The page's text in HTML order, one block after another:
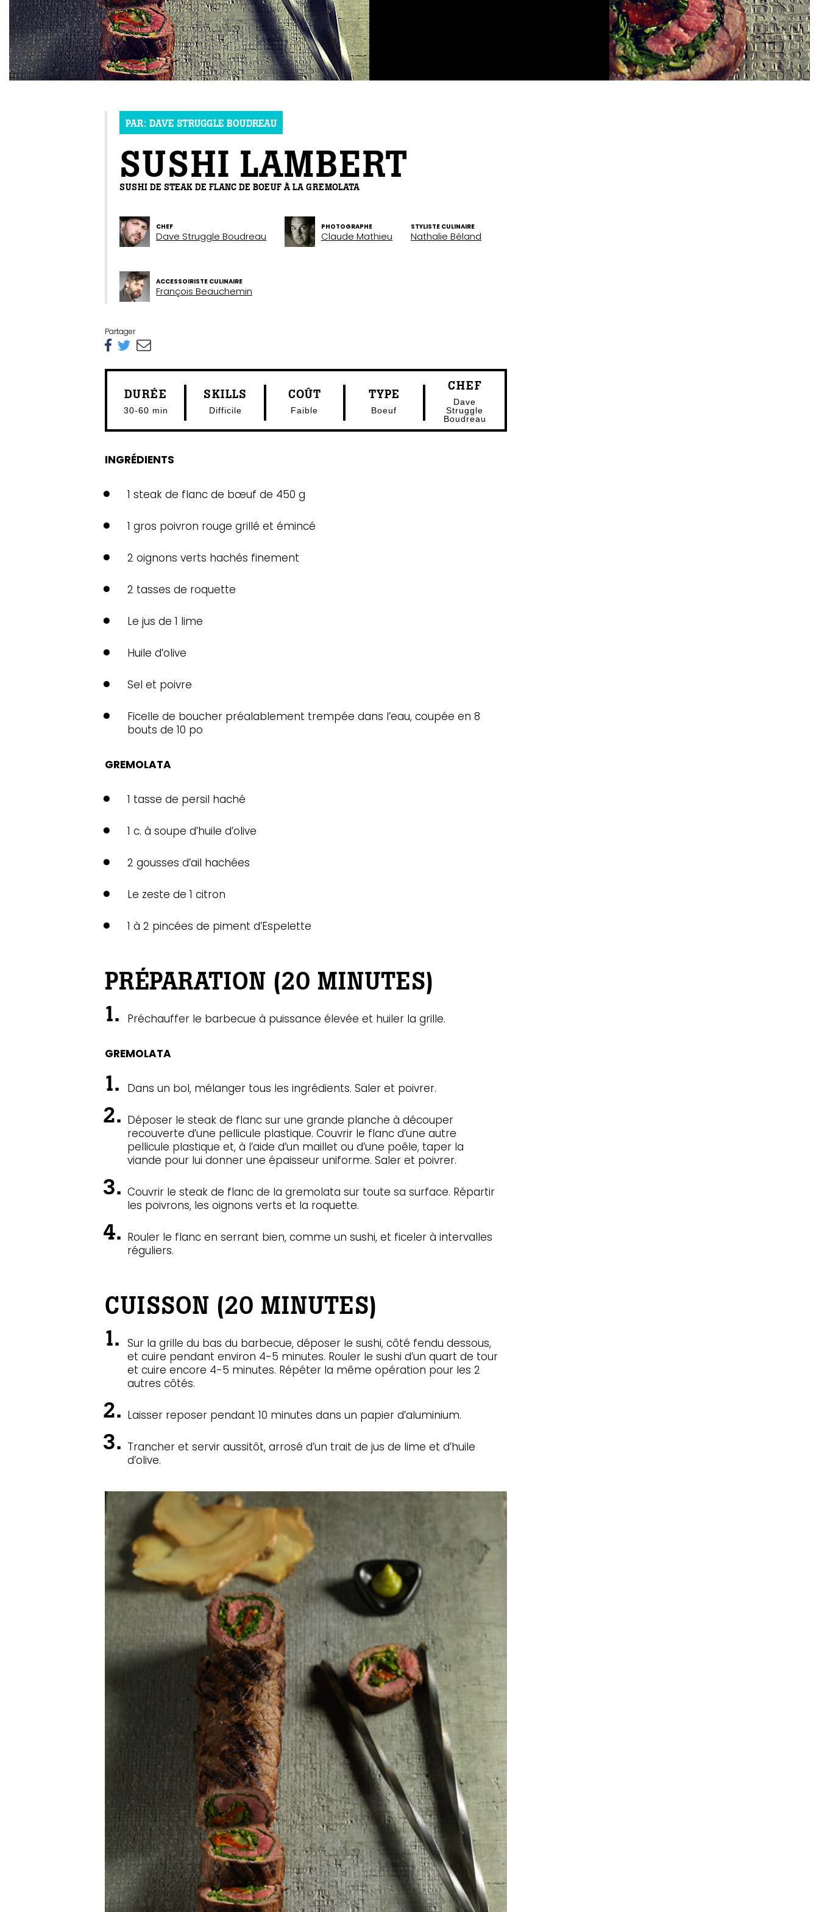
PAR: DAVE STRUGGLE BOUDREAU
SUSHI LAMBERT
SUSHI DE STEAK DE FLANC DE BOEUF À LA GREMOLATA
CHEF
Dave Struggle Boudreau
PHOTOGRAPHE
Claude Mathieu
STYLISTE CULINAIRE
Nathalie Béland
ACCESSOIRISTE CULINAIRE
François Beauchemin
Partager
DURÉE
30-60 min
SKILLS
Difficile
COÛT
Faible
TYPE
Boeuf
CHEF
Dave
Struggle
Boudreau
INGRÉDIENTS
1 steak de flanc de bœuf de 450 g
1 gros poivron rouge grillé et émincé
2 oignons verts hachés finement
2 tasses de roquette
Le jus de 1 lime
Huile d’olive
Sel et poivre
Ficelle de boucher préalablement trempée dans l’eau, coupée en 8
bouts de 10 po
GREMOLATA
1 tasse de persil haché
1 c. à soupe d’huile d’olive
2 gousses d’ail hachées
Le zeste de 1 citron
1 à 2 pincées de piment d’Espelette
PRÉPARATION (20 MINUTES)
Préchauffer le barbecue à puissance élevée et huiler la grille.
GREMOLATA
Dans un bol, mélanger tous les ingrédients. Saler et poivrer.
Déposer le steak de flanc sur une grande planche à découper
recouverte d’une pellicule plastique. Couvrir le flanc d’une autre
pellicule plastique et, à l’aide d’un maillet ou d’une poêle, taper la
viande pour lui donner une épaisseur uniforme. Saler et poivrer.
Couvrir le steak de flanc de la gremolata sur toute sa surface. Répartir
les poivrons, les oignons verts et la roquette.
Rouler le flanc en serrant bien, comme un sushi, et ficeler à intervalles
réguliers.
CUISSON (20 MINUTES)
Sur la grille du bas du barbecue, déposer le sushi, côté fendu dessous,
et cuire pendant environ 4-5 minutes. Rouler le sushi d’un quart de tour
et cuire encore 4-5 minutes. Répéter la même opération pour les 2
autres côtés.
Laisser reposer pendant 10 minutes dans un papier d’aluminium.
Trancher et servir aussitôt, arrosé d’un trait de jus de lime et d’huile
d’olive.